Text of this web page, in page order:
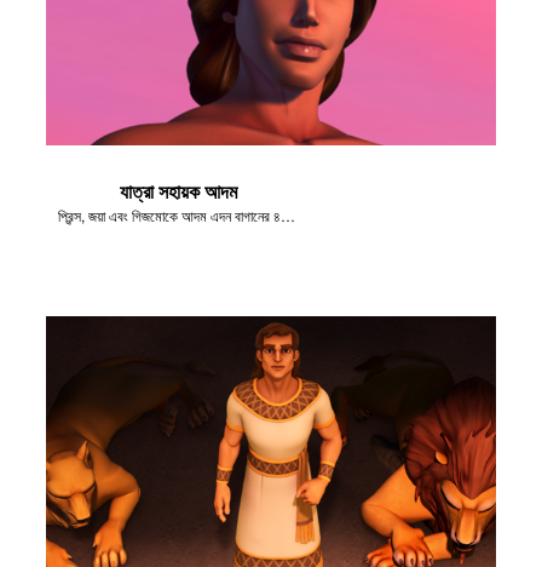
যাত্রা সহায়ক আদম
প্রিন্স, জয়া এবং গিজমোকে আদম এদন বাগানের ৪টি নদী ঘুরিয়ে দেখালেন।